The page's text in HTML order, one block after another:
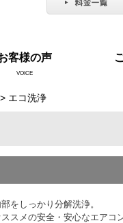
客様の声
VOICE
> エコ洗浄
をしっかり分解洗浄。
スメの安全・安心なエアコ